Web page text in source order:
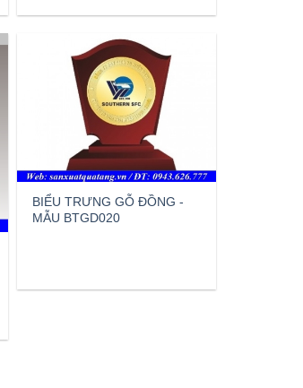
BIỂU TRƯNG GỖ ĐỒNG -
MẪU BTGD020